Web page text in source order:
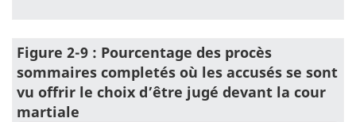
Figure 2-9 : Pourcentage des procès
sommaires completés où les accusés se sont
vu offrir le choix d’être jugé devant la cour
martiale